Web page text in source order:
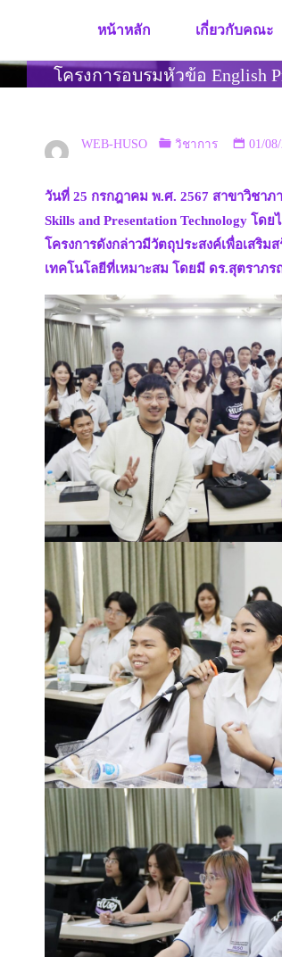
content
หน้าหลัก เกี่ยวกับคณะ
โครงการอบรมหัวข้อ English
WEB-HUSO วิชาการ 01/
วันที่ 25 กรกฎาคม พ.ศ. 2567 สาขาวิชา
Skills and Presentation Technology
โครงการดังกล่าวมีวัตถุประสงค์เพื่อเสริ
เทคโนโลยีที่เหมาะสม โดยมี ดร.สุตราภ